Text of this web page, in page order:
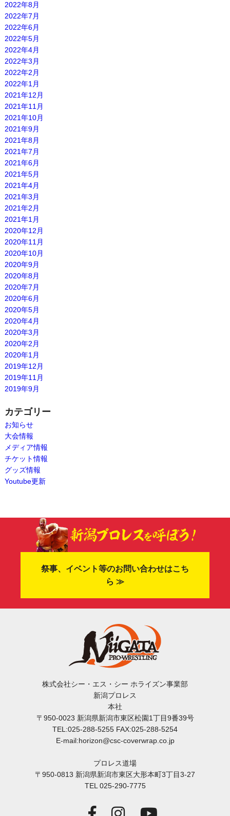
2022年8月
2022年7月
2022年6月
2022年5月
2022年4月
2022年3月
2022年2月
2022年1月
2021年12月
2021年11月
2021年10月
2021年9月
2021年8月
2021年7月
2021年6月
2021年5月
2021年4月
2021年3月
2021年2月
2021年1月
2020年12月
2020年11月
2020年10月
2020年9月
2020年8月
2020年7月
2020年6月
2020年5月
2020年4月
2020年3月
2020年2月
2020年1月
2019年12月
2019年11月
2019年9月
カテゴリー
お知らせ
大会情報
メディア情報
チケット情報
グッズ情報
Youtube更新
祭事、イベント等のお問い合わせはこち
ら ≫
株式会社シー・エス・シー ホライズン事業部
新潟プロレス
本社
〒950-0023 新潟県新潟市東区松園1丁目9番39号
TEL:025-288-5255 FAX:025-288-5254
E-mail:horizon@csc-coverwrap.co.jp
プロレス道場
〒950-0813 新潟県新潟市東区大形本町3丁目3-27
TEL 025-290-7775